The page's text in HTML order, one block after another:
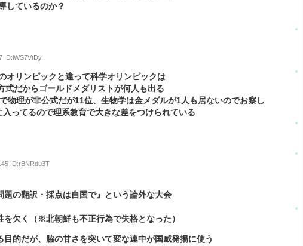
しているのか？
ID:iWS7VtDy
オリンピックと違って科学オリンピックは
式だからゴールドメダリストが何人も出る
物理が非公式だが11位、生物学は金メダルが1人も居ないのでお察し
ってるので理系教育で大きな差をつけられている
ID:rBNRdu3T
題の翻訳・採点は自国で』という論外な大会
を欠く（※北朝鮮も不正行為で失格となった）
的だが、脇の甘さを突いて変な連中が国威発揚に使う